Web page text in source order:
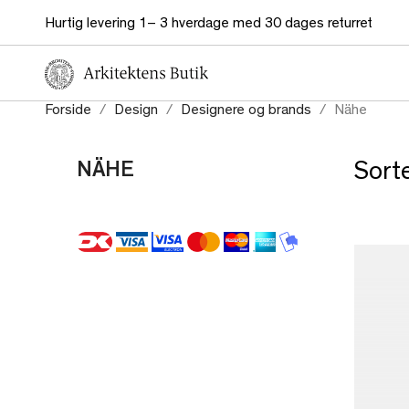
Hurtig levering 1– 3 hverdage med 30 dages returret
Forside Design Designere og brands Nähe
NÄHE